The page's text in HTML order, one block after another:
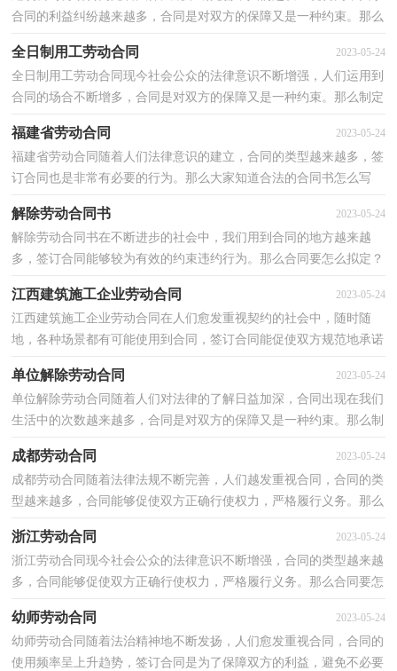
合同的利益纠纷越来越多，合同是对双方的保障又是一种约束。那么
全日制用工劳动合同 2023-05-24
全日制用工劳动合同现今社会公众的法律意识不断增强，人们运用到
合同的场合不断增多，合同是对双方的保障又是一种约束。那么制定
福建省劳动合同 2023-05-24
福建省劳动合同随着人们法律意识的建立，合同的类型越来越多，签
订合同也是非常有必要的行为。那么大家知道合法的合同书怎么写
解除劳动合同书 2023-05-24
解除劳动合同书在不断进步的社会中，我们用到合同的地方越来越
多，签订合同能够较为有效的约束违约行为。那么合同要怎么拟定？
江西建筑施工企业劳动合同 2023-05-24
江西建筑施工企业劳动合同在人们愈发重视契约的社会中，随时随
地，各种场景都有可能使用到合同，签订合同能促使双方规范地承诺
单位解除劳动合同 2023-05-24
单位解除劳动合同随着人们对法律的了解日益加深，合同出现在我们
生活中的次数越来越多，合同是对双方的保障又是一种约束。那么制
成都劳动合同 2023-05-24
成都劳动合同随着法律法规不断完善，人们越发重视合同，合同的类
型越来越多，合同能够促使双方正确行使权力，严格履行义务。那么
浙江劳动合同 2023-05-24
浙江劳动合同现今社会公众的法律意识不断增强，合同的类型越来越
多，合同能够促使双方正确行使权力，严格履行义务。那么合同要怎
幼师劳动合同 2023-05-24
幼师劳动合同随着法治精神地不断发扬，人们愈发重视合同，合同的
使用频率呈上升趋势，签订合同是为了保障双方的利益，避免不必要